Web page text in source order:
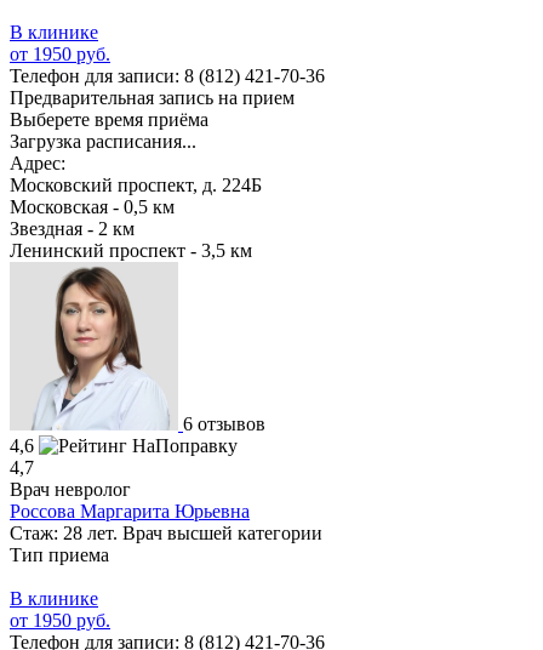
В клинике
от 1950 руб.
Телефон для записи: 8 (812) 421-70-36
Предварительная запись на прием
Выберете время приёма
Загрузка расписания...
Адрес:
Московский проспект, д. 224Б
Московская - 0,5 км
Звездная - 2 км
Ленинский проспект - 3,5 км
6 отзывов
4,6
4,7
Врач невролог
Россова Маргарита Юрьевна
Стаж: 28 лет. Врач высшей категории
Тип приема
В клинике
от 1950 руб.
Телефон для записи: 8 (812) 421-70-36